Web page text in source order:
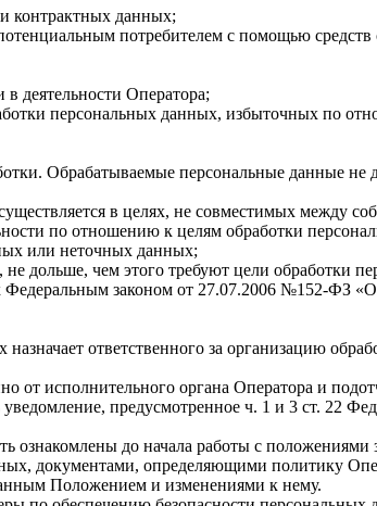
контрактных данных;
потребителем с помощью средств
деятельности Оператора;
персональных данных, избыточных по
Обрабатываемые персональные данные
в целях, не совместимых между
по отношению к целям обработки
или неточных данных;
дольше, чем этого требуют цели обработки
законом от 27.07.2006 №152-ФЗ
ответственного за организацию
от исполнительного органа Оператора и
предусмотренное ч. 1 и 3 ст. 22
до начала работы с положениями
документами, определяющими политику
Положением и изменениями к нему.